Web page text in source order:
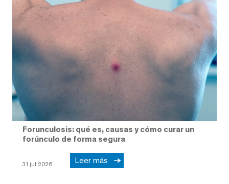
Forunculosis: qué es, causas y cómo curar un
forúnculo de forma segura
31 jul 2026 Leer más